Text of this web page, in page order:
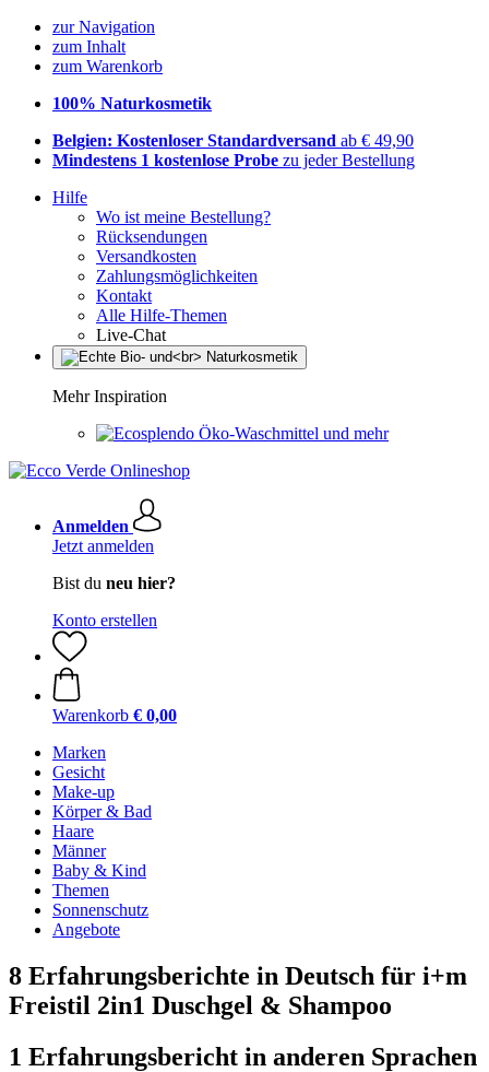
zur Navigation
zum Inhalt
zum Warenkorb
100% Naturkosmetik
Belgien: Kostenloser Standardversand ab € 49,90
Mindestens 1 kostenlose Probe zu jeder Bestellung
Hilfe
Wo ist meine Bestellung?
Rücksendungen
Versandkosten
Zahlungsmöglichkeiten
Kontakt
Alle Hilfe-Themen
Live-Chat
Mehr Inspiration
Öko-Waschmittel und mehr
Anmelden
Jetzt anmelden
Bist du neu hier?
Konto erstellen
Warenkorb € 0,00
Marken
Gesicht
Make-up
Körper & Bad
Haare
Männer
Baby & Kind
Themen
Sonnenschutz
Angebote
8 Erfahrungsberichte in Deutsch für i+m
Freistil 2in1 Duschgel & Shampoo
1 Erfahrungsbericht in anderen Sprachen